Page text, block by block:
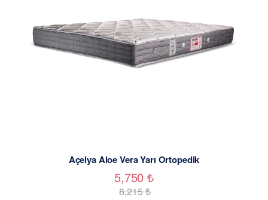
Açelya Aloe Vera Yarı Ortopedik
5,750₺
8,215₺